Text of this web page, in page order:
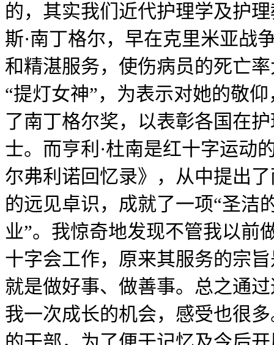
的，其实我们近代护理学及护
斯·南丁格尔，早在克里米亚战
和精湛服务，使伤病员的死亡
“提灯女神”，为表示对她的敬
了南丁格尔奖，以表彰各国在
士。而亨利·杜南是红十字运动
尔弗利诺回忆录》，从中提出
的远见卓识，成就了一项“圣洁
业”。我惊奇地发现不管我以前
十字会工作，原来其服务的宗
就是做好事、做善事。总之通
我一次成长的机会，感受也很